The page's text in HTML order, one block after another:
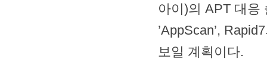
아이)의 APT 대응
’AppScan’,
보일 계획이다.